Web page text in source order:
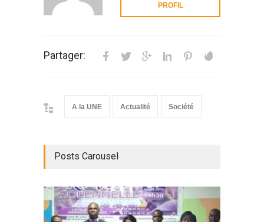
PROFIL
Partager:
A la UNE Actualité Société
Posts Carousel